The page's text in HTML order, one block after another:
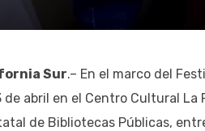
Sur.– En el marco del
de abril en el Centro Cultural
de Bibliotecas Públicas,